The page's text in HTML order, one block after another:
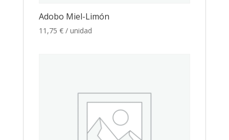
Adobo Miel-Limón
11,75 € / unidad